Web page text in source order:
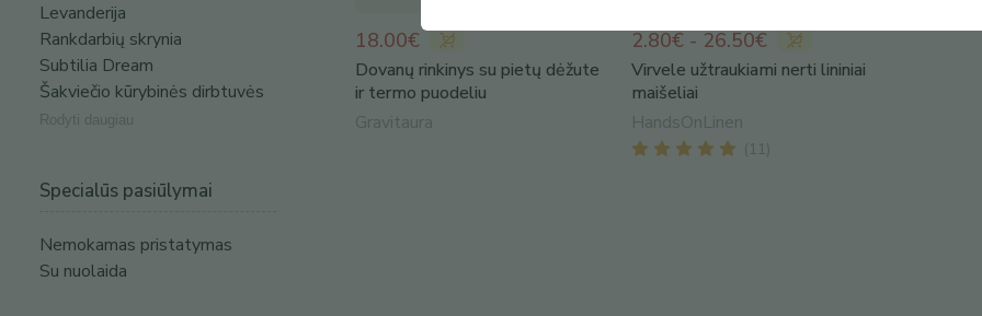
Levanderija
Rankdarbių skrynia
Subtilia Dream
Šakviečio kūrybinės dirbtuvės
Rodyti daugiau
Specialūs pasiūlymai
Nemokamas pristatymas
Su nuolaida
18.00€
Dovanų rinkinys su pietų dėžute
ir termo puodeliu
Gravitaura
2.80€ - 26.50€
Virvele užtraukiami nerti lininiai
maišeliai
HandsOnLinen
( 11